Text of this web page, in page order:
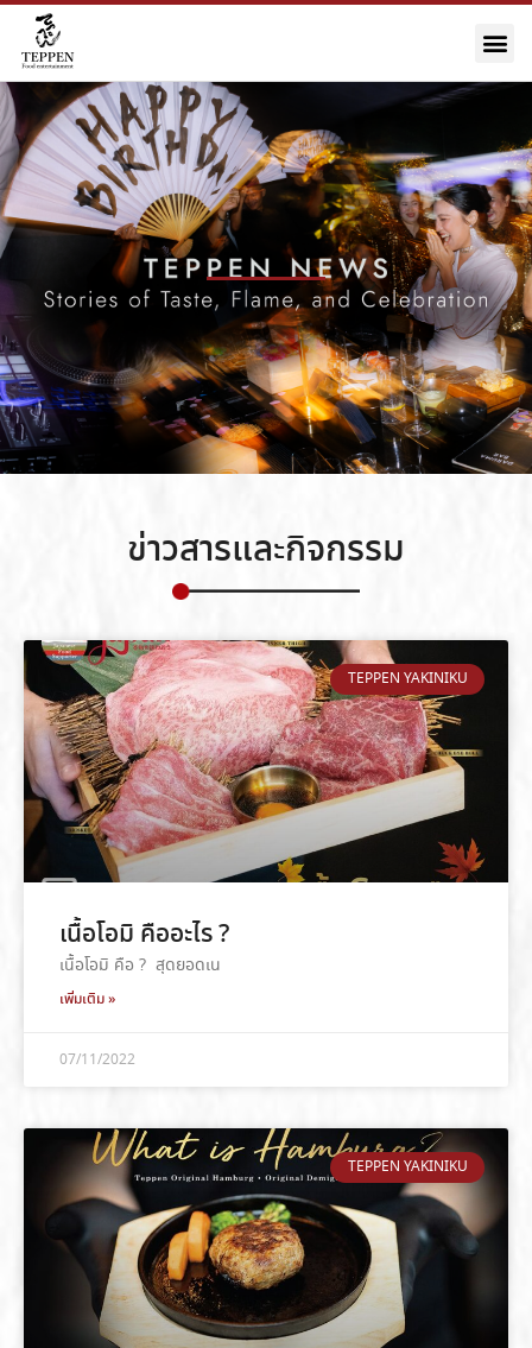
ข่าวสารและกิจกรรม
TEPPEN YAKINIKU
เนื้อโอมิ คืออะไร ?
เนื้อโอมิ คือ ? สุดยอดเน
เพิ่มเติม »
07/11/2022
TEPPEN YAKINIKU